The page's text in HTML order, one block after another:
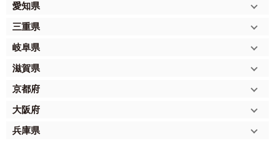
愛知県
三重県
岐阜県
滋賀県
京都府
大阪府
兵庫県